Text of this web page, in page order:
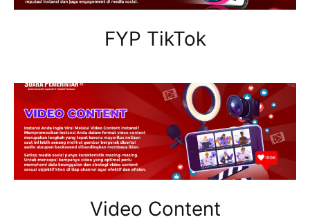
FYP TikTok
Video Content